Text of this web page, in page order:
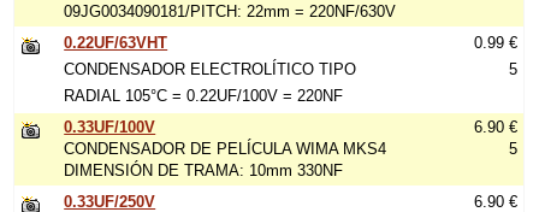
09JG0034090181/PITCH: 22mm = 220NF/630V
0.22UF/63VHT
CONDENSADOR ELECTROLÍTICO TIPO
RADIAL 105°C = 0.22UF/100V = 220NF
0.99 €
5
0.33UF/100V
CONDENSADOR DE PELÍCULA WIMA MKS4
DIMENSIÓN DE TRAMA: 10mm 330NF
6.90 €
5
0.33UF/250V
6.90 €